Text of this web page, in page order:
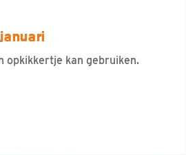
opkikkertje kan gebruiken.